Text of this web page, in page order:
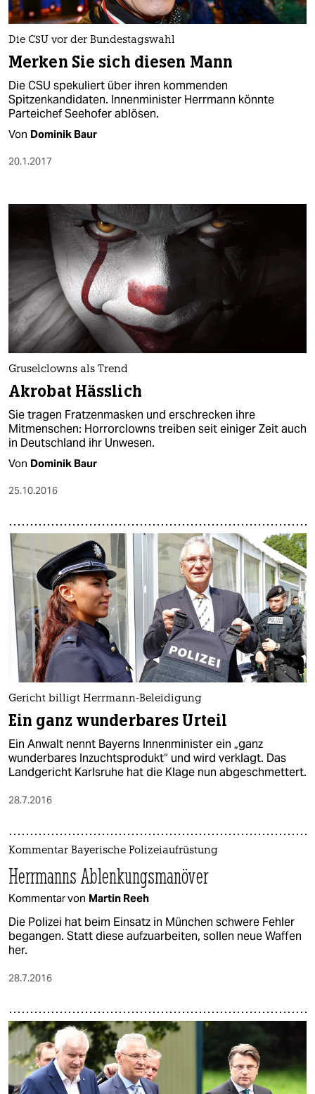
Die CSU vor der Bundestagswahl
Merken Sie sich diesen Mann
Die CSU spekuliert über ihren kommenden
Spitzenkandidaten. Innenminister Herrmann könnte
Parteichef Seehofer ablösen.
Von Dominik Baur
20.1.2017
Gruselclowns als Trend
Akrobat Hässlich
Sie tragen Fratzenmasken und erschrecken ihre
Mitmenschen: Horrorclowns treiben seit einiger Zeit auch
in Deutschland ihr Unwesen.
Von Dominik Baur
25.10.2016
Gericht billigt Herrmann-Beleidigung
Ein ganz wunderbares Urteil
Ein Anwalt nennt Bayerns Innenminister ein „ganz
wunderbares Inzuchtsprodukt“ und wird verklagt. Das
Landgericht Karlsruhe hat die Klage nun abgeschmettert.
28.7.2016
Kommentar Bayerische Polizeiaufrüstung
Herrmanns Ablenkungsmanöver
Kommentar von Martin Reeh
Die Polizei hat beim Einsatz in München schwere Fehler
begangen. Statt diese aufzuarbeiten, sollen neue Waffen
her.
28.7.2016